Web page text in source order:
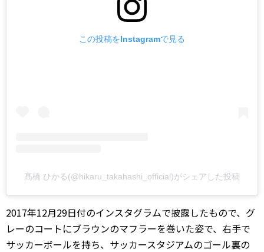
この投稿をInstagramで見る
髙橋 ひかる(@hikaru_takahashi_official)がシェアした投稿
2017年12月29日付のインスタグラムで披露したもので、グ
レーのコートにブラウンのマフラーを巻いた姿で、右手で
サッカーボールを持ち、サッカースタジアムのゴール裏の